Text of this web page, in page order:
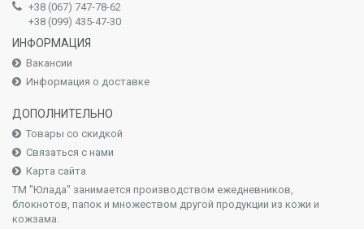
+38 (067) 747-78-62
+38 (099) 435-47-30
ИНФОРМАЦИЯ
Вакансии
Информация о доставке
ДОПОЛНИТЕЛЬНО
Товары со скидкой
Связаться с нами
Карта сайта
ТМ "Юлада" занимается производством ежедневников,
блокнотов, папок и множеством другой продукции из кожи и
кожзама.